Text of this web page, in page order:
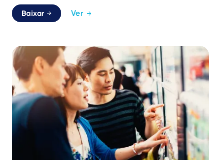
Baixar Ver